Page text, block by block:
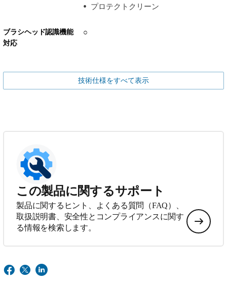
プロテクトクリーン
ブラシヘッド認識機能
対応
○
技術仕様をすべて表示
この製品に関するサポート
製品に関するヒント、よくある質問（FAQ）、
取扱説明書、安全性とコンプライアンスに関す
る情報を検索します。